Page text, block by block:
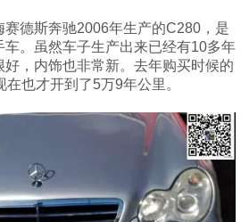
德斯奔驰2006年生产的C280，是
车。虽然车子生产出来已经有10多年
，内饰也非常新。去年购买时候的
也才开到了5万9年公里。